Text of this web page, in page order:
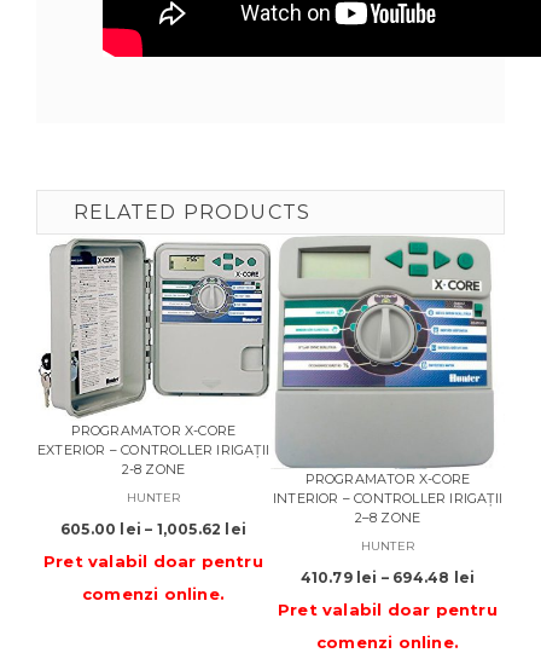
RELATED PRODUCTS
PROGRAMATOR X-CORE
EXTERIOR – CONTROLLER IRIGAȚII
2-8 ZONE
HUNTER
605.00 lei – 1,005.62 lei
prețuri:
Pret valabil doar pentru
comenzi online.
PROGRAMATOR X-CORE
INTERIOR – CONTROLLER IRIGAȚII
2–8 ZONE
HUNTER
410.79 lei – 694.48 lei
prețuri:
Pret valabil doar pentru
comenzi online.